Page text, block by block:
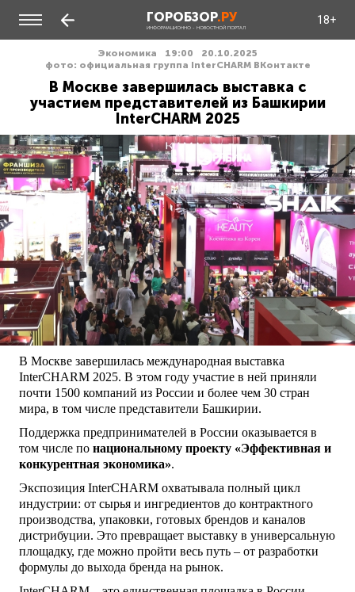
ГОРОБЗОР.РУ
ИНФОРМАЦИОННО - НОВОСТНОЙ ПОРТАЛ
18+
Экономика 19:00
20.10.2025
фото: официальная группа InterCHARM ВКонтакте
В Москве завершилась выставка с
участием представителей из Башкирии
InterCHARM 2025
В Москве завершилась международная выставка
InterCHARM 2025. В этом году участие в ней приняли
почти 1500 компаний из России и более чем 30 стран
мира, в том числе представители Башкирии.
Поддержка предпринимателей в России оказывается в
том числе по национальному проекту «Эффективная и
конкурентная экономика».
Экспозиция InterCHARM охватывала полный цикл
индустрии: от сырья и ингредиентов до контрактного
производства, упаковки, готовых брендов и каналов
дистрибуции. Это превращает выставку в универсальную
площадку, где можно пройти весь путь – от разработки
формулы до выхода бренда на рынок.